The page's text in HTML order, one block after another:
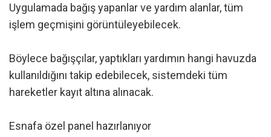
Uygulamada bağış yapanlar ve yardım alanlar, tüm
işlem geçmişini görüntüleyebilecek.
Böylece bağışçılar, yaptıkları yardımın hangi havuzda
kullanıldığını takip edebilecek, sistemdeki tüm
hareketler kayıt altına alınacak.
Esnafa özel panel hazırlanıyor